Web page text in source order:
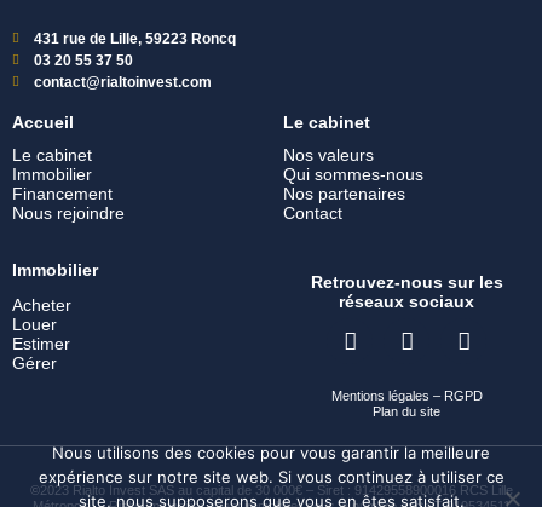
431 rue de Lille, 59223 Roncq
03 20 55 37 50
contact@rialtoinvest.com
Accueil
Le cabinet
Immobilier
Financement
Nous rejoindre
Le cabinet
Nos valeurs
Qui sommes-nous
Nos partenaires
Contact
Immobilier
Acheter
Louer
Estimer
Gérer
Retrouvez-nous sur les
réseaux sociaux
Mentions légales – RGPD
Plan du site
©2023 Rialto Invest SAS au capital de 30 000€ – Siret : 91429558900016 RCS Lille
Nous utilisons des cookies pour vous garantir la meilleure
expérience sur notre site web. Si vous continuez à utiliser ce
site, nous supposerons que vous en êtes satisfait.